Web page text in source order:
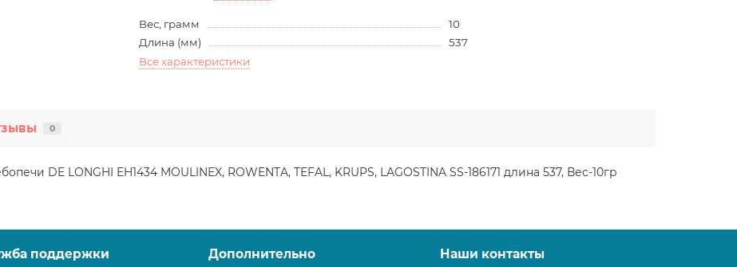
Вес, грамм
10
Длина (мм)
537
Все характеристики
0
DE LONGHI EH1434 MOULINEX, ROWENTA, TEFAL, KRUPS, LAGOSTINA SS-186171 длина 537, Вес-10гр
поддержки Дополнительно Наши контакты